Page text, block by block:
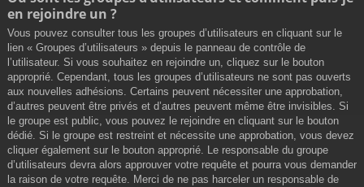
en rejoindre un ?
Vous pouvez consulter tous les groupes d’utilisateurs en cliquant sur le
lien « Groupes d’utilisateurs » depuis le panneau de contrôle de
l’utilisateur. Si vous souhaitez en rejoindre un, cliquez sur le bouton
approprié. Cependant, tous les groupes d’utilisateurs ne sont pas ouverts
aux nouvelles adhésions. Certains peuvent nécessiter une approbation,
d’autres peuvent être privés et d’autres peuvent même être invisibles. Si
le groupe est public, vous pouvez le rejoindre en cliquant sur le bouton
dédié. Si le groupe est restreint et nécessite une approbation, vous devez
cliquer également sur le bouton approprié. Le responsable du groupe
d’utilisateurs devra alors approuver votre requête et pourra vous demander
la raison de votre requête. Merci de ne pas harceler un responsable de